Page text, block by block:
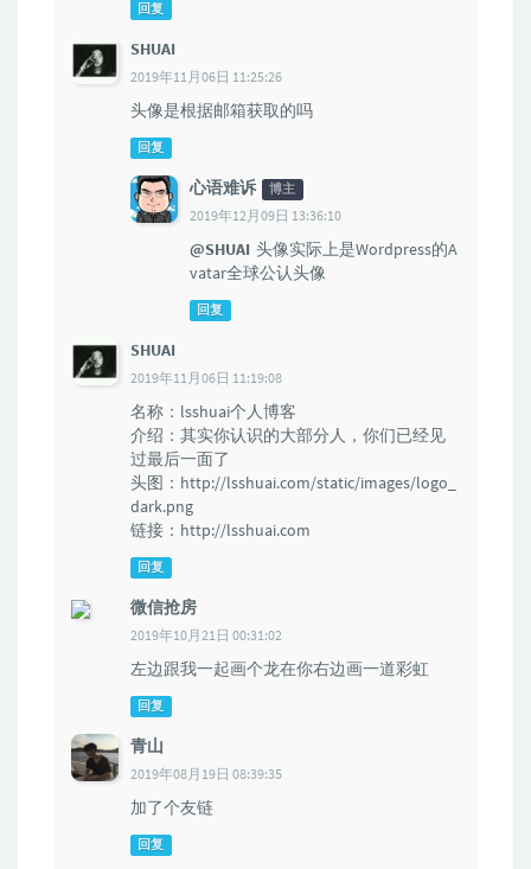
回复
SHUAI
2019年11月06日 11:25:26
头像是根据邮箱获取的吗
回复
心语难诉 博主
2019年12月09日 13:36:10
@SHUAI 头像实际上是Wordpress的A
vatar全球公认头像
回复
SHUAI
2019年11月06日 11:19:08
名称：lsshuai个人博客
介绍：其实你认识的大部分人，你们已经见
过最后一面了
头图：http://lsshuai.com/static/images/logo_
dark.png
链接：http://lsshuai.com
回复
微信抢房
2019年10月21日 00:31:02
左边跟我一起画个龙在你右边画一道彩虹
回复
青山
2019年08月19日 08:39:35
加了个友链
回复